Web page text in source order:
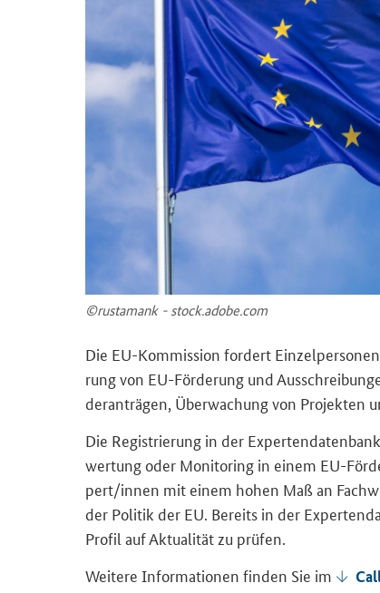
©rusta­mank - stock.adobe.com
Die EU-​Kommission for­dert
rung von EU-​Förderung und
der­an­trä­gen, Über­wa­chung von Pro­jek­ten
Die Re­gis­trie­rung in der
wer­tung oder Monitoring in einem EU-​
pert/innen mit einem hohen Maß an
der Po­li­tik der EU. Be­reits in der
Pro­fil auf Ak­tua­li­tät zu prü­fen.
Wei­te­re In­for­ma­tio­nen fin­den Sie im